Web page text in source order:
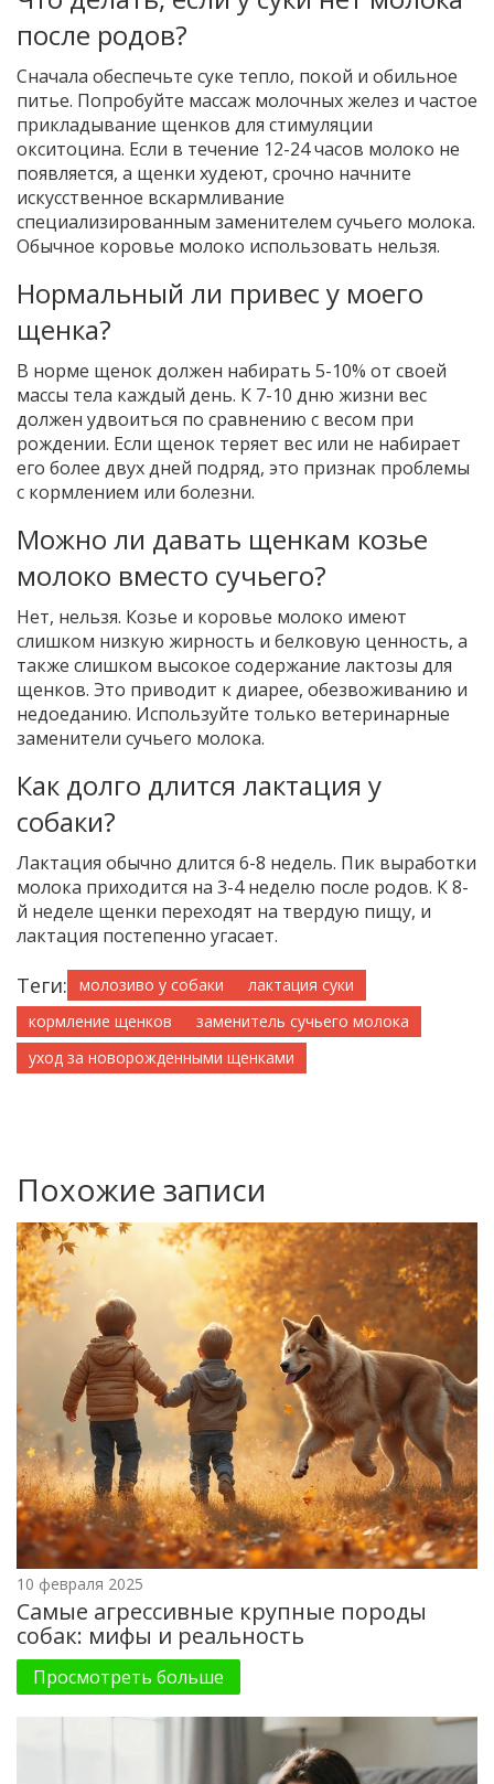
после родов?
Сначала обеспечьте суке тепло, покой и обильное
питье. Попробуйте массаж молочных желез и частое
прикладывание щенков для стимуляции
окситоцина. Если в течение 12-24 часов молоко не
появляется, а щенки худеют, срочно начните
искусственное вскармливание
специализированным заменителем сучьего молока.
Обычное коровье молоко использовать нельзя.
Нормальный ли привес у моего
щенка?
В норме щенок должен набирать 5-10% от своей
массы тела каждый день. К 7-10 дню жизни вес
должен удвоиться по сравнению с весом при
рождении. Если щенок теряет вес или не набирает
его более двух дней подряд, это признак проблемы
с кормлением или болезни.
Можно ли давать щенкам козье
молоко вместо сучьего?
Нет, нельзя. Козье и коровье молоко имеют
слишком низкую жирность и белковую ценность, а
также слишком высокое содержание лактозы для
щенков. Это приводит к диарее, обезвоживанию и
недоеданию. Используйте только ветеринарные
заменители сучьего молока.
Как долго длится лактация у
собаки?
Лактация обычно длится 6-8 недель. Пик выработки
молока приходится на 3-4 неделю после родов. К 8-
й неделе щенки переходят на твердую пищу, и
лактация постепенно угасает.
Теги: молозиво у собаки
лактация суки
кормление щенков
заменитель сучьего молока
уход за новорожденными щенками
Похожие записи
10 февраля 2025
Самые агрессивные крупные породы
собак: мифы и реальность
Просмотреть больше